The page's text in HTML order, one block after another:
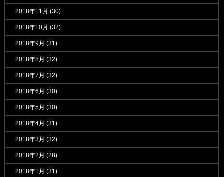
2018年11月 (30)
2018年10月 (32)
2018年9月 (31)
2018年8月 (32)
2018年7月 (32)
2018年6月 (30)
2018年5月 (30)
2018年4月 (31)
2018年3月 (32)
2018年2月 (28)
2018年1月 (31)